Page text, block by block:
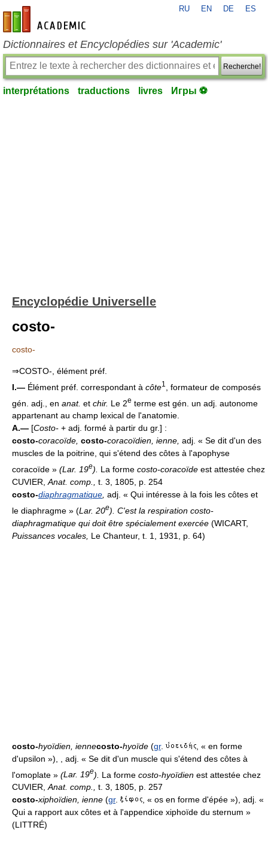
fr-academic.com
RU EN DE ES
Dictionnaires et Encyclopédies sur 'Academic'
Recherche!
interprétations traductions livres Игры ⚽
Encyclopédie Universelle
costo-
costo-
⇒COSTO-, élément préf.
I.— Élément préf. correspondant à côte1
, formateur de composés
gén. adj., en anat. et chir. Le 2e terme est gén. un adj. autonome
appartenant au champ lexical de l'anatomie.
A.— [Costo- + adj. formé à partir du gr.] :
costo-coracoïde, costo-coracoïdien, ienne, adj. « Se dit d'un des
muscles de la poitrine, qui s'étend des côtes à l'apophyse
coracoïde » (Lar. 19e). La forme costo-coracoïde est attestée chez
CUVIER, Anat. comp.,
t. 3, 1805, p. 254
costo-diaphragmatique adj. « Qui intéresse à la fois les côtes et
le diaphragme » (Lar. 20e). C'est la respiration costo-
diaphragmatique qui doit être spécialement exercée (WICART,
Puissances vocales, Le Chanteur, t. 1, 1931, p. 64)
costo-hyoïdien, iennecosto-hyoïde (gr.
, « en forme
d'upsilon »), , adj. « Se dit d'un muscle qui s'étend des côtes à
l'omoplate » (Lar. 19e). La forme costo-hyoïdien est attestée chez
CUVIER,Anat. comp., t. 3, 1805, p. 257
costo-xiphoïdien, ienne (gr.
, « os en forme d'épée »), adj. «
Qui a rapport aux côtes et à l'appendice xiphoïde du sternum »
(LITTRÉ)